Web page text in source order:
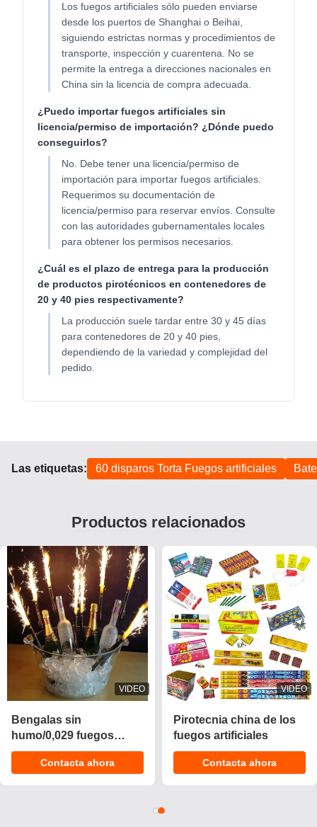
Los fuegos artificiales sólo pueden enviarse
desde los puertos de Shanghai o Beihai,
siguiendo estrictas normas y procedimientos de
transporte, inspección y cuarentena. No se
permite la entrega a direcciones nacionales en
China sin la licencia de compra adecuada.
¿Puedo importar fuegos artificiales sin
licencia/permiso de importación? ¿Dónde puedo
conseguirlos?
No. Debe tener una licencia/permiso de
importación para importar fuegos artificiales.
Requerimos su documentación de
licencia/permiso para reservar envíos. Consulte
con las autoridades gubernamentales locales
para obtener los permisos necesarios.
¿Cuál es el plazo de entrega para la producción
de productos pirotécnicos en contenedores de
20 y 40 pies respectivamente?
La producción suele tardar entre 30 y 45 días
para contenedores de 20 y 40 pies,
dependiendo de la variedad y complejidad del
pedido.
Las etiquetas: 60 disparos Torta Fuegos artificiales
Productos relacionados
VIDEO
2025 Nuevo 1.4 Pro
Torta Fuegos artificiales
200 disparos Torta
pirotecnia de consumo
Contacta ahora
VIDEO
Pastel de fuegos
artificiales pirotécnicos
personalizable de 1,4 g
UN0336 con
Contacta ahora